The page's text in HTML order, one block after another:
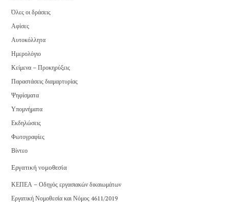
Όλες οι δράσεις
Αφίσες
Αυτοκόλλητα
Ημερολόγιο
Κείμενα – Προκηρύξεις
Παραστάσεις διαμαρτυρίας
Ψηφίσματα
Υπομνήματα
Εκδηλώσεις
Φωτογραφίες
Βίντεο
Εργατική νομοθεσία
ΚΕΠΕΑ – Οδηγός εργασιακών δικαιωμάτων
Εργατική Νομοθεσία και Νόμος 4611/2019